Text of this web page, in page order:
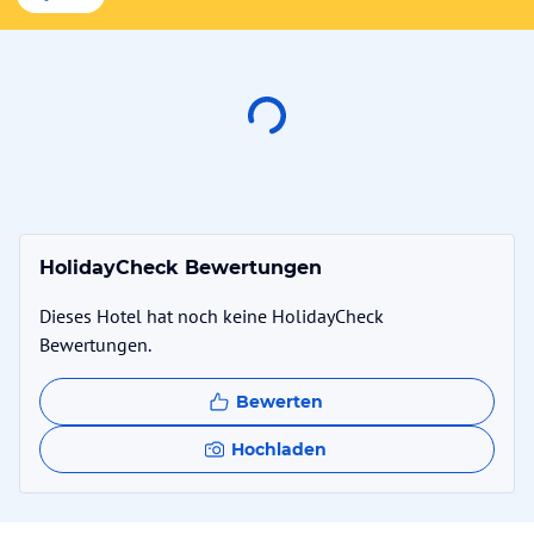
HolidayCheck Bewertungen
Dieses Hotel hat noch keine HolidayCheck
Bewertungen.
Bewerten
Hochladen